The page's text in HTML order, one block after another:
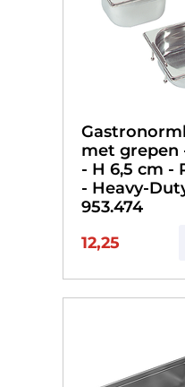
met grepen
- H 6,5 cm -
- Heavy-
953.474
12,25